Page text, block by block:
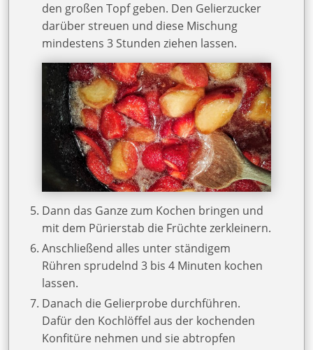
den großen Topf geben. Den Gelierzucker
darüber streuen und diese Mischung
mindestens 3 Stunden ziehen lassen.
Dann das Ganze zum Kochen bringen und
mit dem Pürierstab die Früchte zerkleinern.
Anschließend alles unter ständigem
Rühren sprudelnd 3 bis 4 Minuten kochen
lassen.
Danach die Gelierprobe durchführen.
Dafür den Kochlöffel aus der kochenden
Konfitüre nehmen und sie abtropfen